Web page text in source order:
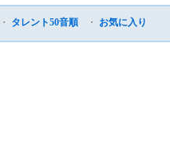
・ タレント50音順 ・ お気に入り